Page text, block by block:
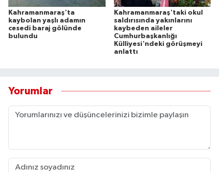
Kahramanmaraş'ta
kaybolan yaşlı adamın
cesedi baraj gölünde
bulundu
Kahramanmaraş'taki okul
saldırısında yakınlarını
kaybeden aileler
Cumhurbaşkanlığı
Külliyesi'ndeki görüşmeyi
anlattı
Yorumlar